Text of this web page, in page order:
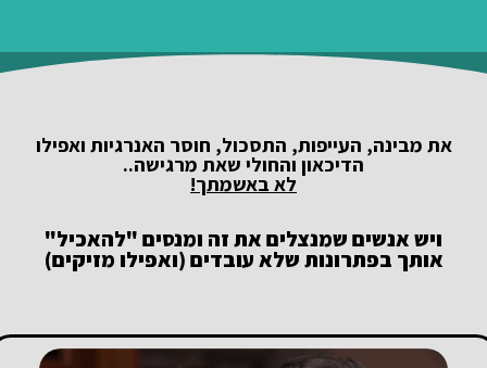
את מבינה, העייפות, התסכול, חוסר האנרגיות ואפילו
הדיכאון והחולי שאת מרגישה..
לא באשמתך!
ויש אנשים שמנצלים את זה ומנסים "להאכיל"
אותך בפתרונות שלא עובדים (ואפילו מזיקים)